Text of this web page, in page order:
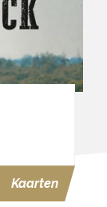
Kaarten